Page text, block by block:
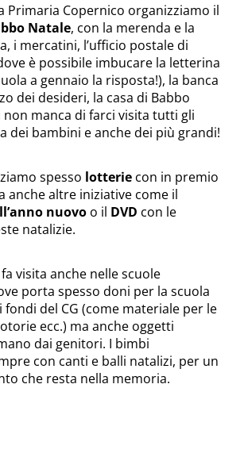
Primaria Copernico organizziamo il
Natale, con la merenda e la
i mercatini, l’ufficio postale di
è possibile imbucare la letterina
a gennaio la risposta!), la banca
dei desideri, la casa di Babbo
non manca di farci visita tutti gli
dei bambini e anche dei più grandi!
spesso lotterie con in premio
anche altre iniziative come il
nuovo o il DVD con le
natalizie.
fa visita anche nelle scuole
porta spesso doni per la scuola
del CG (come materiale per le
ecc.) ma anche oggetti
dai genitori. I bimbi
con canti e balli natalizi, per un
che resta nella memoria.